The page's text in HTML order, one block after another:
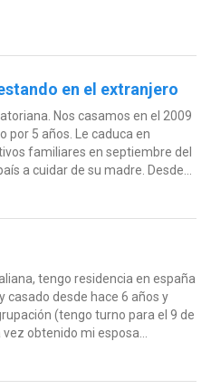
en el extranjero
Nos casamos en el 2009
por 5 años. Le caduca en
familiares en septiembre del
a cuidar de su madre. Desde...
tengo residencia en españa
casado desde hace 6 años y
(tengo turno para el 9 de
obtenido mi esposa...